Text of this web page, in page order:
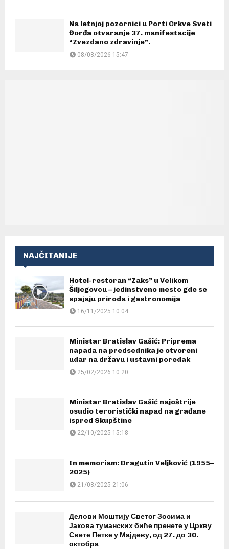
Na letnjoj pozornici u Porti Crkve Sveti
Đorđa otvaranje 37. manifestacije
“Zvezdano zdravinje”.
08/08/2026 15:47
NAJČITANIJE
Hotel-restoran “Zaks” u Velikom
Šiljegovcu – jedinstveno mesto gde se
spajaju priroda i gastronomija
16/11/2025 10:04
Ministar Bratislav Gašić: Priprema
napada na predsednika je otvoreni
udar na državu i ustavni poredak
25/02/2026 10:20
Ministar Bratislav Gašić najoštrije
osudio teroristički napad na građane
ispred Skupštine
22/10/2025 15:18
In memoriam: Dragutin Veljković (1955–
2025)
21/08/2025 21:06
Делови Моштију Светог Зосима и
Јакова туманских биће пренете у Цркву
Свете Петке у Мајдеву, од 27. до 30.
октобра